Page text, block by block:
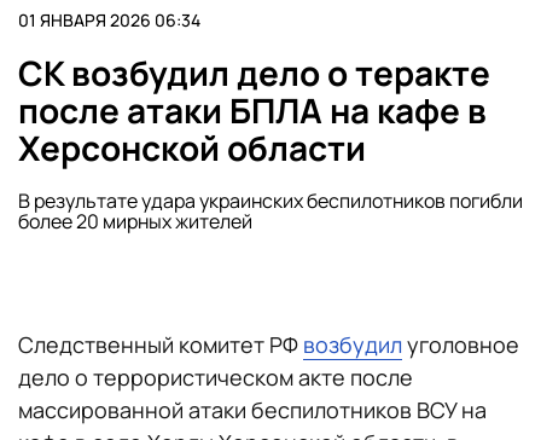
01 ЯНВАРЯ 2026 06:34
СК возбудил дело о теракте
после атаки БПЛА на кафе в
Херсонской области
В результате удара украинских беспилотников погибли
более 20 мирных жителей
Следственный комитет РФ возбудилуголовное
дело о террористическом акте после
массированной атаки беспилотников ВСУ на